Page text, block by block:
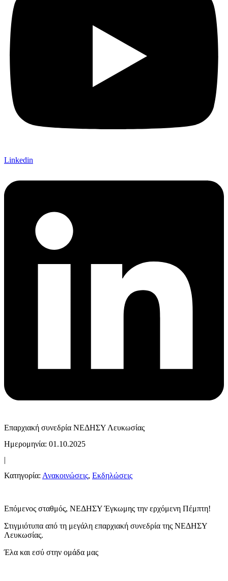
Linkedin
Επαρχιακή συνεδρία ΝΕΔΗΣΥ Λευκωσίας
Ημερομηνία: 01.10.2025
|
Κατηγορία: Ανακοινώσεις, Εκδηλώσεις
Επόμενος σταθμός, ΝΕΔΗΣΥ Έγκωμης την ερχόμενη Πέμπτη!
Στιγμιότυπα από τη μεγάλη επαρχιακή συνεδρία της ΝΕΔΗΣΥ
Λευκωσίας.
Έλα και εσύ στην ομάδα μας